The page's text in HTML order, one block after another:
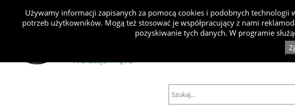
Projekty Inspiracje
Używamy informacji zapisanych za pomocą cookies i podobnych
potrzeb użytkowników. Mogą też stosować je współpracujący z nami
pozyskiwanie tych danych. W programie